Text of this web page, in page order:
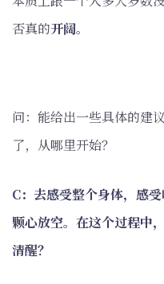
否真的开阔。
问：能给出一些具体的建
了，从哪里开始？
C：去感受整个身体，感
颗心放空。在这个过程中
清醒？